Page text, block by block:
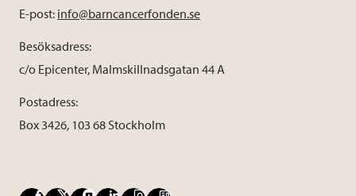
E-post: info@barncancerfonden.se
Besöksadress:
c/o Epicenter, Malmskillnadsgatan 44 A
Postadress:
Box 3426, 103 68 Stockholm